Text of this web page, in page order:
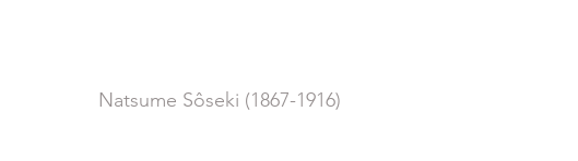
Natsume Sôseki (1867-1916)